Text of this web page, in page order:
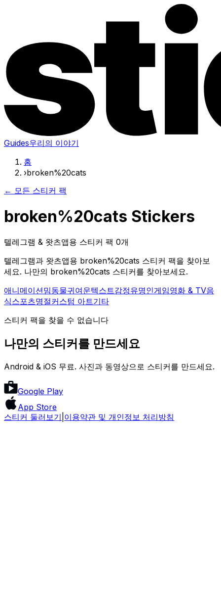
Guides우리의 이야기
홈
›broken%20cats
← 모든 스티커 팩
broken%20cats Stickers
텔레그램 & 왓츠앱용 스티커 팩 0개
텔레그램과 왓츠앱용 broken%20cats 스티커 팩을 찾아보
세요. 나만의 broken%20cats 스티커를 찾아보세요.
애니메이션밈동물귀여운텍스트감정유명인게임영화 & TV음
식스포츠명절커스텀 아트기타
스티커 팩을 찾을 수 없습니다
나만의 스티커를 만드세요
Android & iOS 무료. 사진과 동영상으로 스티커를 만드세요.
Google Play
App Store
스티커 둘러보기 이용약관 및 개인정보 처리방침